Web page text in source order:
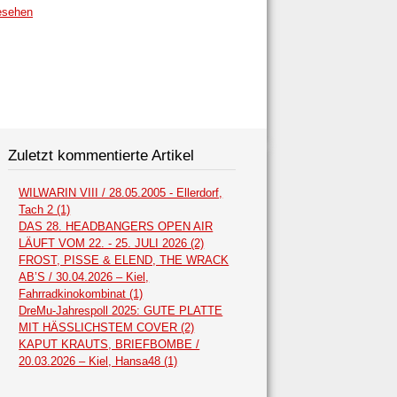
Zuletzt kommentierte Artikel
WILWARIN VIII / 28.05.2005 - Ellerdorf,
Tach 2 (1)
DAS 28. HEADBANGERS OPEN AIR
LÄUFT VOM 22. - 25. JULI 2026 (2)
FROST, PISSE & ELEND, THE WRACK
AB’S / 30.04.2026 – Kiel,
Fahrradkinokombinat (1)
DreMu-Jahrespoll 2025: GUTE PLATTE
MIT HÄSSLICHSTEM COVER (2)
KAPUT KRAUTS, BRIEFBOMBE /
20.03.2026 – Kiel, Hansa48 (1)